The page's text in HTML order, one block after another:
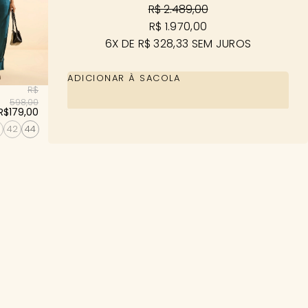
R$
598,00
42 44
R$ 2.489,00
R$ 1.970,00
6X DE R$ 328,33 SEM JUROS
ADICIONAR À SACOLA